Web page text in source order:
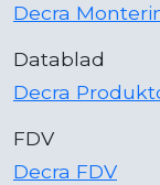
Decra
Datablad
Decra
FDV
Decra FDV